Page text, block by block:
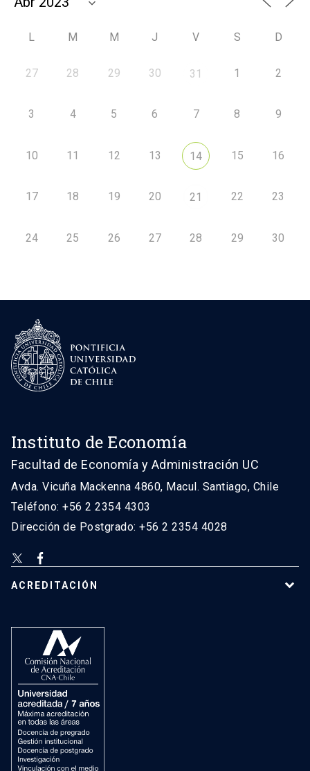
L M M J V S D
27 28 29 30 31 1 2
3 4 5 6 7 8 9
10 11 12 13 14 15 16
17 18 19 20 21 22 23
24 25 26 27 28 29 30
Instituto de Economía
Facultad de Economía y Administración UC
Avda. Vicuña Mackenna 4860, Macul. Santiago, Chile
Teléfono: +56 2 2354 4303
Dirección de Postgrado: +56 2 2354 4028
ACREDITACIÓN